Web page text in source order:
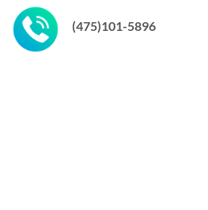
(475)101-5896